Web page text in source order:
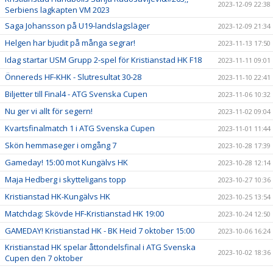
Serbiens lagkapten VM 2023
2023-12-09 22:38
Saga Johansson på U19-landslagsläger 2023-12-09 21:34
Helgen har bjudit på många segrar! 2023-11-13 17:50
Idag startar USM Grupp 2-spel för Kristianstad HK F18 2023-11-11 09:01
Önnereds HF-KHK - Slutresultat 30-28 2023-11-10 22:41
Biljetter till Final4 - ATG Svenska Cupen 2023-11-06 10:32
Nu ger vi allt för segern! 2023-11-02 09:04
Kvartsfinalmatch 1 i ATG Svenska Cupen 2023-11-01 11:44
Skön hemmaseger i omgång 7 2023-10-28 17:39
Gameday! 15:00 mot Kungälvs HK 2023-10-28 12:14
Maja Hedberg i skytteligans topp 2023-10-27 10:36
Kristianstad HK-Kungälvs HK 2023-10-25 13:54
Matchdag: Skövde HF-Kristianstad HK 19:00 2023-10-24 12:50
GAMEDAY! Kristianstad HK - BK Heid 7 oktober 15:00 2023-10-06 16:24
Kristianstad HK spelar åttondelsfinal i ATG Svenska
Cupen den 7 oktober
2023-10-02 18:36